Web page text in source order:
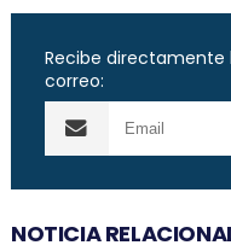
Recibe directamente
correo:
NOTICIA